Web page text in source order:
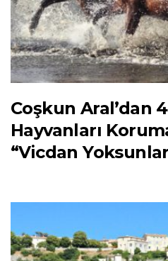
Coşkun Aral’dan
Hayvanları
“Vicdan